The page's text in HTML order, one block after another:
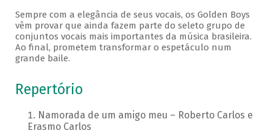
Sempre com a elegância de seus vocais, os Golden Boys
vêm provar que ainda fazem parte do seleto grupo de
conjuntos vocais mais importantes da música brasileira.
Ao final, prometem transformar o espetáculo num
grande baile.
Repertório
Namorada de um amigo meu – Roberto Carlos e
Erasmo Carlos